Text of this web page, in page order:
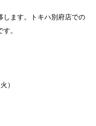
します。トキハ別府店での
。
）